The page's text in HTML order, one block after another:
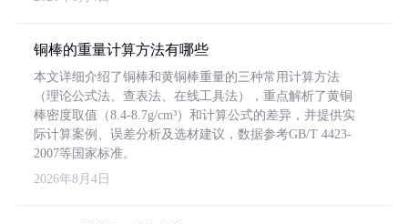
铜棒的重量计算方法有哪些
本文详细介绍了铜棒和黄铜棒重量的三种常用计算方法
（理论公式法、查表法、在线工具法），重点解析了黄铜
棒密度取值（8.4-8.7g/cm³）和计算公式的差异，并提供实
际计算案例、误差分析及选材建议，数据参考GB/T 4423-
2007等国家标准。
2026年8月4日